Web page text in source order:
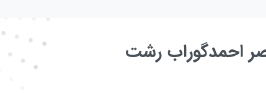
احمدگوراب رشت